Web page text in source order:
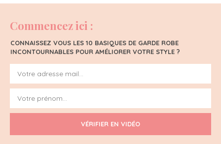
Commencez ici :
CONNAISSEZ VOUS LES 10 BASIQUES DE GARDE ROBE
INCONTOURNABLES POUR AMÉLIORER VOTRE STYLE ?
VÉRIFIER EN VIDÉO